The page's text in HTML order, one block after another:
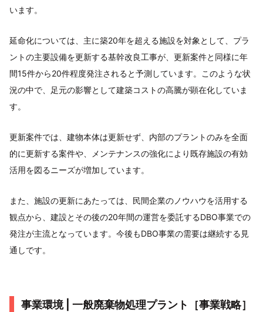
います。
延命化については、主に築20年を超える施設を対象として、プラ
ントの主要設備を更新する基幹改良工事が、更新案件と同様に年
間15件から20件程度発注されると予測しています。このような状
況の中で、足元の影響として建築コストの高騰が顕在化していま
す。
更新案件では、建物本体は更新せず、内部のプラントのみを全面
的に更新する案件や、メンテナンスの強化により既存施設の有効
活用を図るニーズが増加しています。
また、施設の更新にあたっては、民間企業のノウハウを活用する
観点から、建設とその後の20年間の運営を委託するDBO事業での
発注が主流となっています。今後もDBO事業の需要は継続する見
通しです。
事業環境 | 一般廃棄物処理プラント［事業戦略］